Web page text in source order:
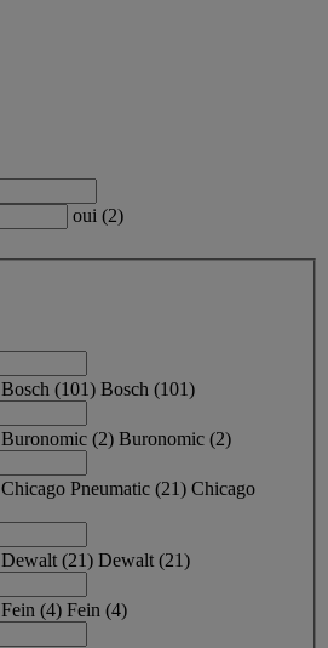
oui (2)
Bosch (101) Bosch (101)
Buronomic (2) Buronomic (2)
Chicago Pneumatic (21) Chicago
Dewalt(21) Dewalt(21)
Fein (4) Fein (4)